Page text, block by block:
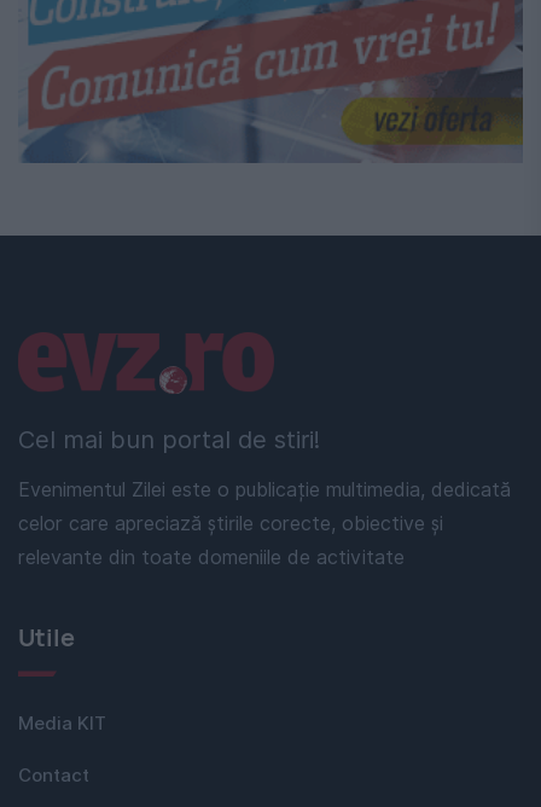
Cel mai bun portal de stiri!
Evenimentul Zilei este o publicație multimedia, dedicată
celor care apreciază știrile corecte, obiective și
relevante din toate domeniile de activitate
Linkuri utile
Utile
Media KIT
Contact